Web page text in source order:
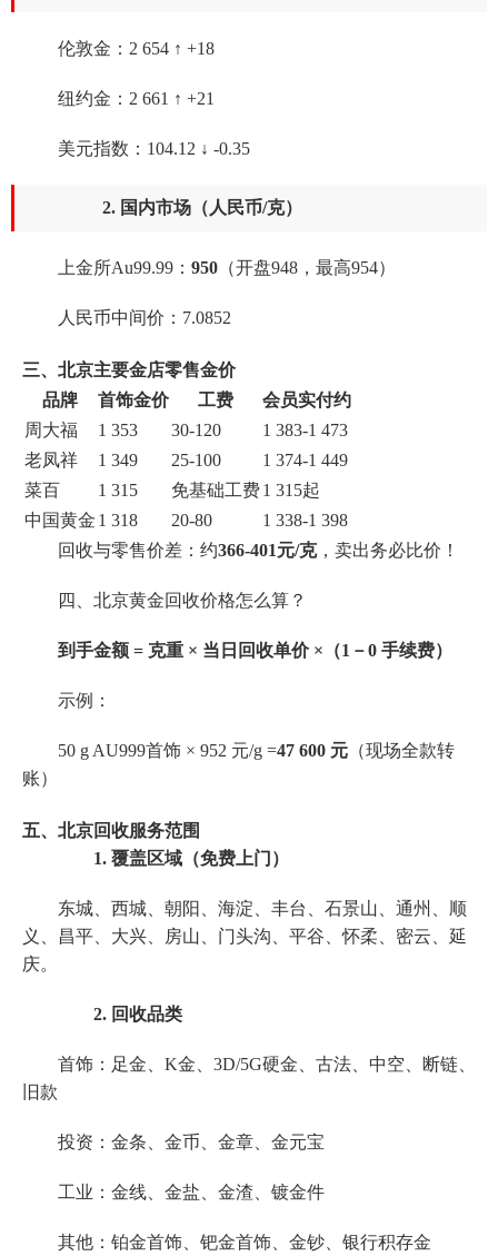
伦敦金：2 654 ↑ +18
纽约金：2 661 ↑ +21
美元指数：104.12 ↓ -0.35
2. 国内市场（人民币/克）
上金所Au99.99： 950 （开盘948，最高954）
人民币中间价：7.0852
三、北京主要金店零售金价
品牌
首饰金价 工费
会员实付约
周大福
1 353 30-120
1 383-1 473
老凤祥
1 349 25-100
1 374-1 449
菜百
1 315 免基础工费1 315起
中国黄金 1 318 20-80
1 338-1 398
回收与零售价差：约366-401元/克，卖出务必比价！
四、北京黄金回收价格怎么算？
到手金额 = 克重 × 当日回收单价 ×（1－0 手续费）
示例：
50 g AU999首饰 × 952 元/g =47 600 元 （现场全款转
账）
五、北京回收服务范围
1. 覆盖区域（免费上门）
东城、西城、朝阳、海淀、丰台、石景山、通州、顺
义、昌平、大兴、房山、门头沟、平谷、怀柔、密云、延
庆。
2. 回收品类
首饰：足金、K金、3D/5G硬金、古法、中空、断链、
旧款
投资：金条、金币、金章、金元宝
工业：金线、金盐、金渣、镀金件
其他：铂金首饰、钯金首饰、金钞、银行积存金